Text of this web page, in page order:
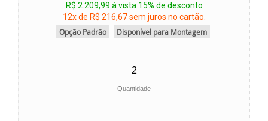
R$ 2.209,99 à vista 15% de desconto
12x de R$ 216,67 sem juros no cartão.
Opção Padrão
Disponível para Montagem
Quantidade